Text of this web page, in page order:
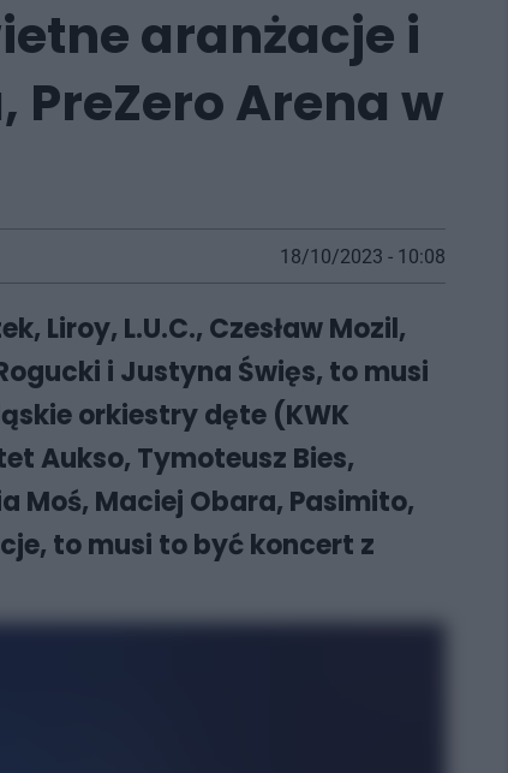
aranżacje i
Arena w
18/10/2023 - 10:08
Liroy, L.U.C., Czesław Mozil,
i Justyna Święs, to musi
orkiestry dęte (KWK
Aukso, Tymoteusz Bies,
Moś, Maciej Obara, Pasimito,
to musi to być koncert z